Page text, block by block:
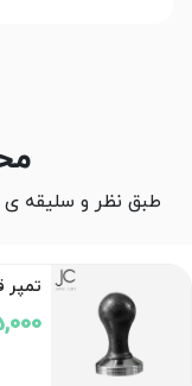
طبق نظر و سلیقه ی
تمپر